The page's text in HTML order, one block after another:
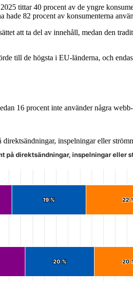
tittar 40 procent av de yngre
hade 82 procent av konsumenterna
att ta del av innehåll, medan den
till de högsta i EU-länderna, och
16 procent inte använder några
inspelningar eller
piltangenterna.
direktsändningar, inspelningar eller
19 %
19 %
20 %
20 %
22
22
20
20